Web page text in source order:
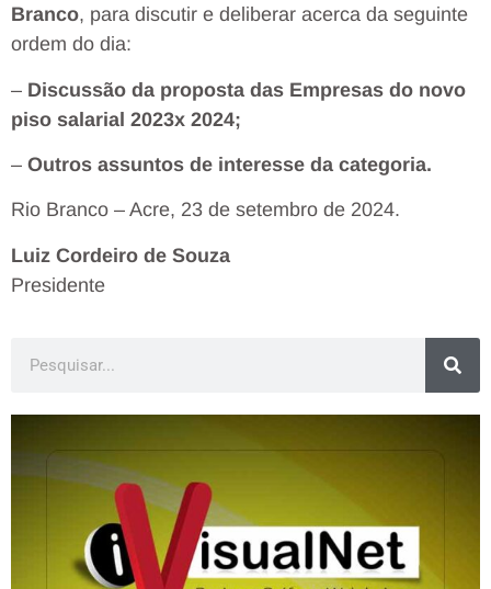
Branco, para discutir e deliberar acerca da seguinte
ordem do dia:
– Discussão da proposta das Empresas do novo
piso salarial 2023x 2024;
– Outros assuntos de interesse da categoria.
Rio Branco – Acre, 23 de setembro de 2024.
Luiz Cordeiro de Souza
Presidente